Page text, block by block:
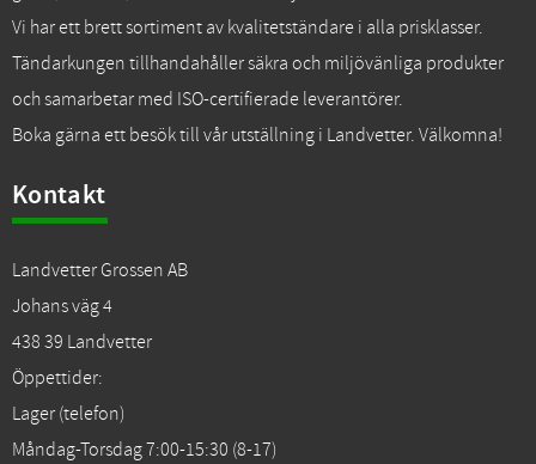
Vi har ett brett sortiment av kvalitetständare i alla prisklasser.
Tändarkungen tillhandahåller säkra och miljövänliga produkter
och samarbetar med ISO-certifierade leverantörer.
Boka gärna ett besök till vår utställning i Landvetter. Välkomna!
Kontakt
Landvetter Grossen AB
Johans väg 4
438 39 Landvetter
Öppettider:
Lager (telefon)
Måndag-Torsdag 7:00-15:30 (8-17)